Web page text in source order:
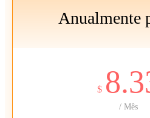
Anualmente
$
/ Mês